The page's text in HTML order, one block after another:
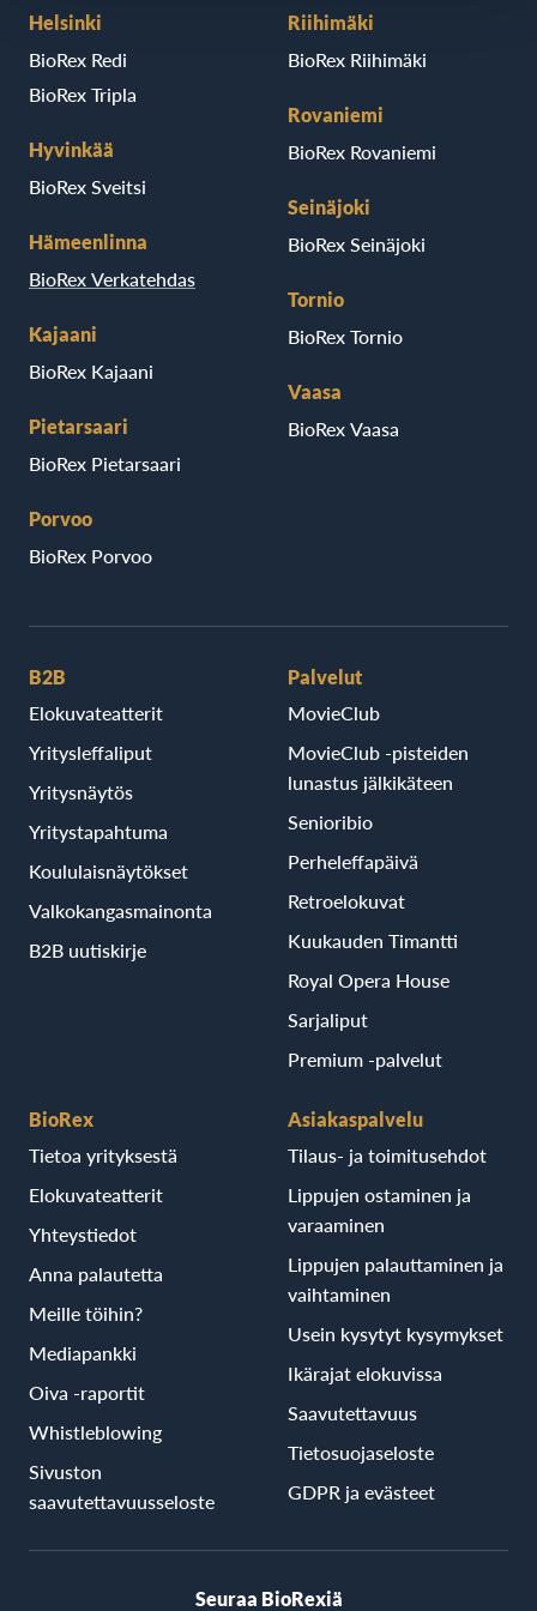
Helsinki
BioRex Redi
BioRex Tripla
Hyvinkää
BioRex Sveitsi
Hämeenlinna
BioRex Verkatehdas
Kajaani
BioRex Kajaani
Pietarsaari
BioRex Pietarsaari
Porvoo
BioRex Porvoo
Riihimäki
BioRex Riihimäki
Rovaniemi
BioRex Rovaniemi
Seinäjoki
BioRex Seinäjoki
Tornio
BioRex Tornio
Vaasa
BioRex Vaasa
B2B
Elokuvateatterit
Yritysleffaliput
Yritysnäytös
Yritystapahtuma
Koululaisnäytökset
Valkokangasmainonta
B2B uutiskirje
Palvelut
MovieClub
MovieClub -pisteiden
lunastus jälkikäteen
Senioribio
Perheleffapäivä
Retroelokuvat
Kuukauden Timantti
Royal Opera House
Sarjaliput
Premium -palvelut
BioRex
Tietoa yrityksestä
Elokuvateatterit
Yhteystiedot
Anna palautetta
Meille töihin?
Mediapankki
Oiva -raportit
Whistleblowing
Sivuston
saavutettavuusseloste
Asiakaspalvelu
Tilaus- ja toimitusehdot
Lippujen ostaminen ja
varaaminen
Lippujen palauttaminen ja
vaihtaminen
Usein kysytyt kysymykset
Ikärajat elokuvissa
Saavutettavuus
Tietosuojaseloste
GDPR ja evästeet
Seuraa BioRexiä